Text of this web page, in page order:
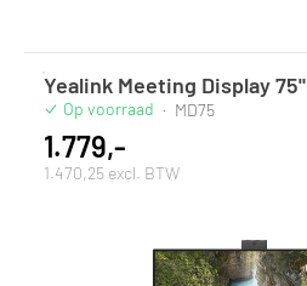
Yealink Meeting Display 75"
Op voorraad · MD75
1.779,-
1.470,25 excl. BTW